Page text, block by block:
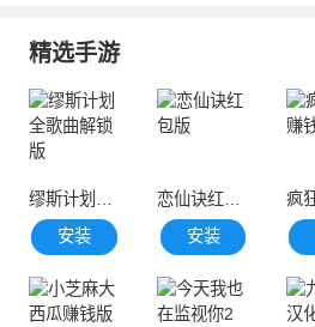
精选手游
缪斯计划全歌曲解锁版
安装
恋仙诀红包版
安装